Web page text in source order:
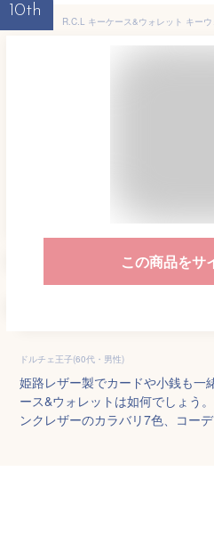
10th
この商品をサ
ドルチェ王子(60代・男性)
姫路レザー製でカードや小銭も一
ース&ウォレットは如何でしょう
ンクレザーのカラバリ7色、コー